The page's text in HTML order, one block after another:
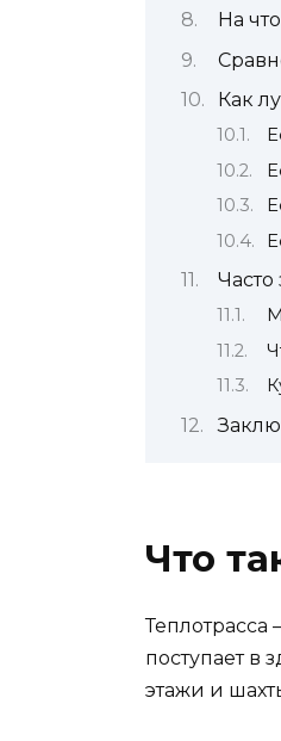
На
Как
Что
Теплотрасса
поступает в
этажи и